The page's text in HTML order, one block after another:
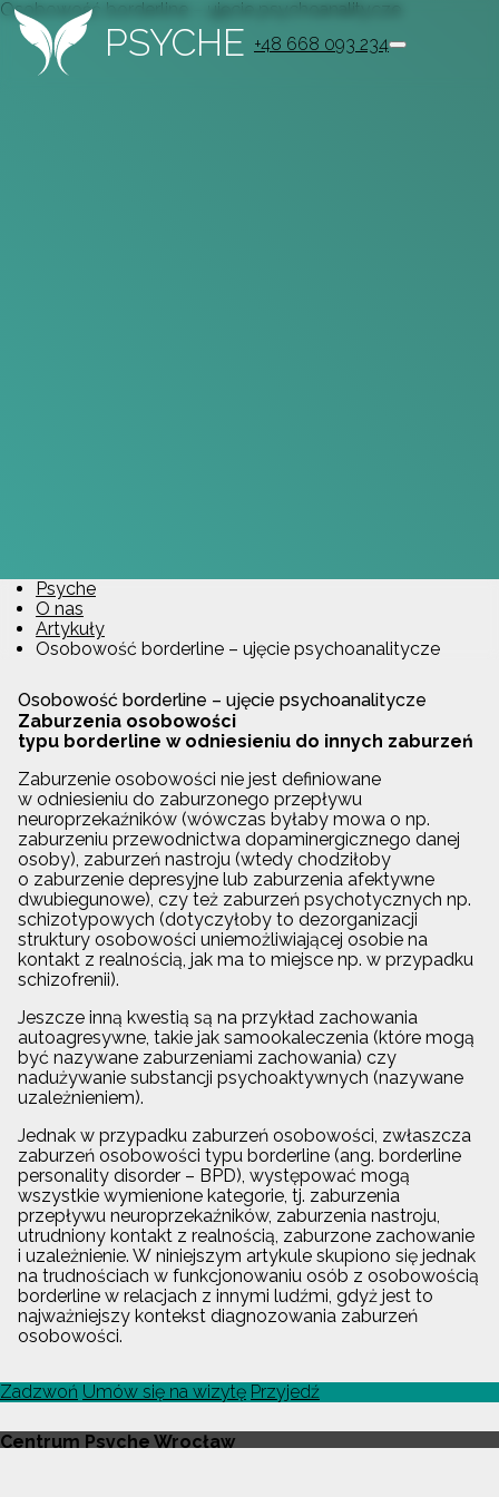
PSYCHE +48 668 093 234
Osobowość borderline – ujęcie psychoanalitycze
Psyche
O nas
Artykuły
Osobowość borderline – ujęcie psychoanalitycze
Osobowość borderline – ujęcie psychoanalitycze
Zaburzenia osobowości
typu borderline w odniesieniu do innych zaburzeń
Zaburzenie osobowości nie jest definiowane
w odniesieniu do zaburzonego przepływu
neuroprzekaźników (wówczas byłaby mowa o np.
zaburzeniu przewodnictwa dopaminergicznego danej
osoby), zaburzeń nastroju (wtedy chodziłoby
o zaburzenie depresyjne lub zaburzenia afektywne
dwubiegunowe), czy też zaburzeń psychotycznych np.
schizotypowych (dotyczyłoby to dezorganizacji
struktury osobowości uniemożliwiającej osobie na
kontakt z realnością, jak ma to miejsce np. w przypadku
schizofrenii).
Jeszcze inną kwestią są na przykład zachowania
autoagresywne, takie jak samookaleczenia (które mogą
być nazywane zaburzeniami zachowania) czy
nadużywanie substancji psychoaktywnych (nazywane
uzależnieniem).
Jednak w przypadku zaburzeń osobowości, zwłaszcza
zaburzeń osobowości typu borderline (ang. borderline
personality disorder – BPD), występować mogą
wszystkie wymienione kategorie, tj. zaburzenia
przepływu neuroprzekaźników, zaburzenia nastroju,
utrudniony kontakt z realnością, zaburzone zachowanie
i uzależnienie. W niniejszym artykule skupiono się jednak
na trudnościach w funkcjonowaniu osób z osobowością
borderline w relacjach z innymi ludźmi, gdyż jest to
najważniejszy kontekst diagnozowania zaburzeń
osobowości.
Zadzwoń Umów się na wizytę Przyjedź
Centrum Psyche Wrocław